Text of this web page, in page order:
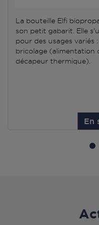
La bouteille Elfi
son petit gabarit. Elle
pour des usages variés
bricolage (alimentation
décapeur thermique).
En